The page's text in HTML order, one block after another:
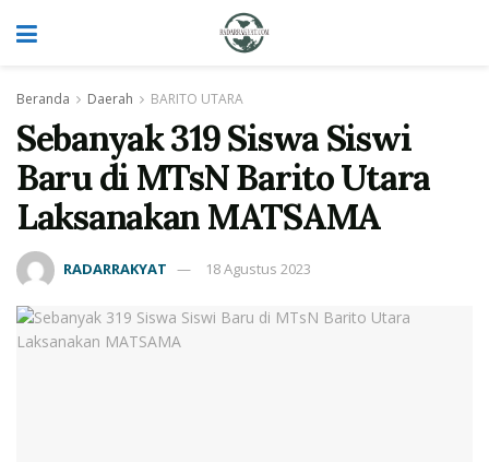
Beranda Daerah BARITO UTARA
Sebanyak 319 Siswa Siswi
Baru di MTsN Barito Utara
Laksanakan MATSAMA
RADARRAKYAT 18 Agustus 2023